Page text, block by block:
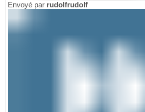
Envoyé par rudolfrudolf